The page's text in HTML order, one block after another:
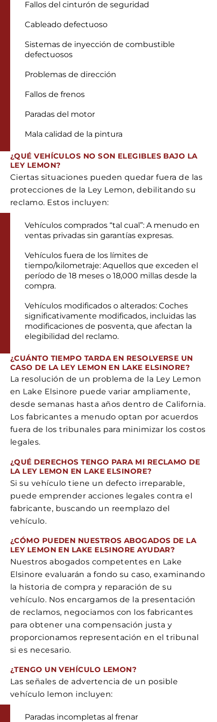
Fallos del cinturón de seguridad
Cableado defectuoso
Sistemas de inyección de combustible
defectuosos
Problemas de dirección
Fallos de frenos
Paradas del motor
Mala calidad de la pintura
¿QUÉ VEHÍCULOS NO SON ELEGIBLES BAJO LA
LEY LEMON?
Ciertas situaciones pueden quedar fuera de las
protecciones de la Ley Lemon, debilitando su
reclamo. Estos incluyen:
Vehículos comprados “tal cual”: A menudo en
ventas privadas sin garantías expresas.
Vehículos fuera de los límites de
tiempo/kilometraje: Aquellos que exceden el
período de 18 meses o 18,000 millas desde la
compra.
Vehículos modificados o alterados: Coches
significativamente modificados, incluidas las
modificaciones de posventa, que afectan la
elegibilidad del reclamo.
¿CUÁNTO TIEMPO TARDA EN RESOLVERSE UN
CASO DE LA LEY LEMON EN LAKE ELSINORE?
La resolución de un problema de la Ley Lemon
en Lake Elsinore puede variar ampliamente,
desde semanas hasta años dentro de California.
Los fabricantes a menudo optan por acuerdos
fuera de los tribunales para minimizar los costos
legales.
¿QUÉ DERECHOS TENGO PARA MI RECLAMO DE
LA LEY LEMON EN LAKE ELSINORE?
Si su vehículo tiene un defecto irreparable,
puede emprender acciones legales contra el
fabricante, buscando un reemplazo del
vehículo.
¿CÓMO PUEDEN NUESTROS ABOGADOS DE LA
LEY LEMON EN LAKE ELSINORE AYUDAR?
Nuestros abogados competentes en Lake
Elsinore evaluarán a fondo su caso, examinando
la historia de compra y reparación de su
vehículo. Nos encargamos de la presentación
de reclamos, negociamos con los fabricantes
para obtener una compensación justa y
proporcionamos representación en el tribunal
si es necesario.
¿TENGO UN VEHÍCULO LEMON?
Las señales de advertencia de un posible
vehículo lemon incluyen:
Paradas incompletas al frenar